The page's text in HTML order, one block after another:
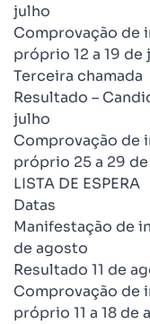
julho
Comprovação de
próprio 12 a 19 de
Terceira chamada
Resultado –
julho
Comprovação de
próprio 25 a 29
LISTA DE ESPERA
Datas
Manifestação de
de agosto
Resultado 11 de
Comprovação de
próprio 11 a 18 de